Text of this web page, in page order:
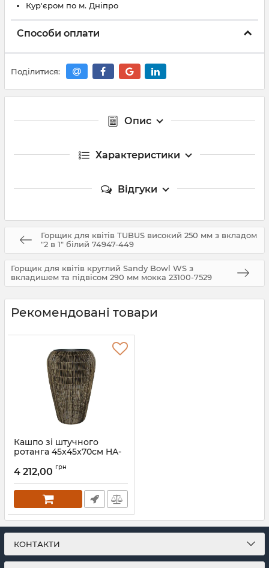
Кур'єром по м. Дніпро
Способи оплати
Поділитися:
Опис
Характеристики
Відгуки
Горщик для квітів TUBUS високий 250 мм з вкладом
"2 в 1" білий 74947-449
Горщик для квітів круглий Sandy Bowl WS з
вкладишем та підвісом 290 мм мокка 23100-7529
Рекомендовані товари
Кашпо зі штучного
ротанга 45x45x70см HA-
Артикул: HA-06
4 212,00 грн
КОНТАКТИ